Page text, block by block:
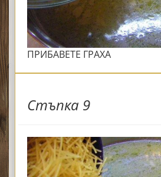
ПРИБАВЕТЕ ГРАХА
Стъпка 9